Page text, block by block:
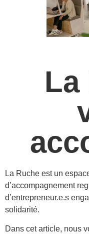
La
La Ruche est un
d’accompagnement
d’entrepreneur.e.s
solidarité.
Dans cet article, nous